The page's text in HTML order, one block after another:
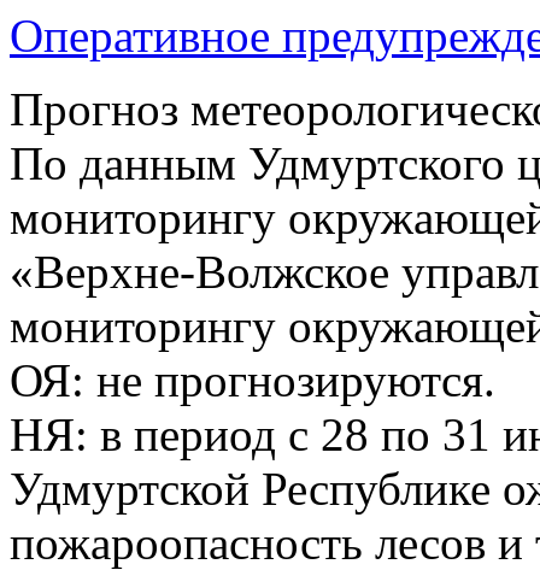
Оперативное
Прогноз
По данным Удмуртского
мониторингу
«Верхне-Волжское
мониторингу
ОЯ: не прогнозируются.
НЯ: в период с 28 по 31
Удмуртской Республике
пожароопасность лесов